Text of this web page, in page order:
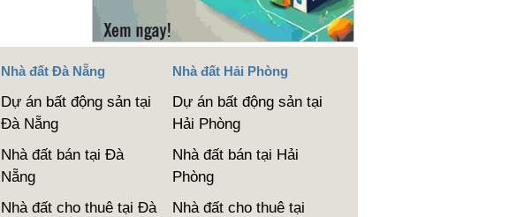
Nhà đất Đà Nẵng
Dự án bất động sản tại
Đà Nẵng
Nhà đất bán tại Đà
Nẵng
Nhà đất cho thuê tại Đà
Nhà đất Hải Phòng
Dự án bất động sản tại
Hải Phòng
Nhà đất bán tại Hải
Phòng
Nhà đất cho thuê tại